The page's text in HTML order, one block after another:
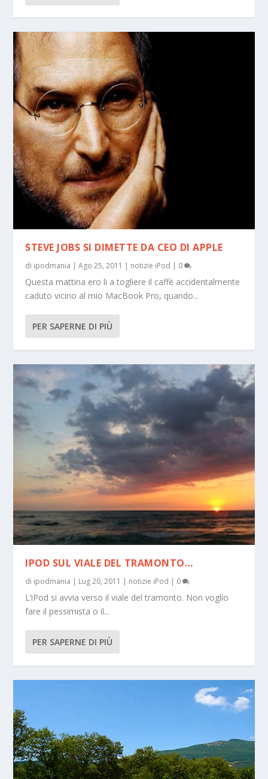
STEVE JOBS SI DIMETTE DA CEO DI APPLE
di ipodmania |Ago 25, 2011 notizie iPod 0
Questa mattina ero li a togliere il caffè accidentalmente
caduto vicino al mio MacBook Pro, quando...
PER SAPERNE DI PIÙ
IPOD SUL VIALE DEL TRAMONTO…
di ipodmania | Lug 20, 2011 | notizie iPod | 0
L’iPod si avvia verso il viale del tramonto. Non voglio
fare il pessimista o il...
PER SAPERNE DI PIÙ